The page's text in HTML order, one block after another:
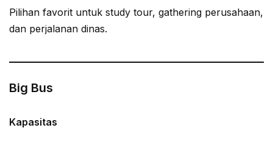
Pilihan favorit untuk study tour, gathering perusahaan,
dan perjalanan dinas.
Big Bus
Kapasitas